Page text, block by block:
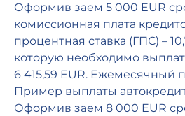
Оформив заем 5 000 EUR
комиссионная плата
процентная ставка (ГПС) –
которую необходимо
6 415,59 EUR. Ежемесячный
Пример выплаты
Оформив заем 8 000 EUR